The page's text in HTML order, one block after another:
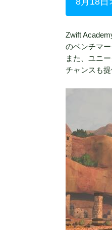
Zwift
のベンチマ
また、ユニ
チャンスも提